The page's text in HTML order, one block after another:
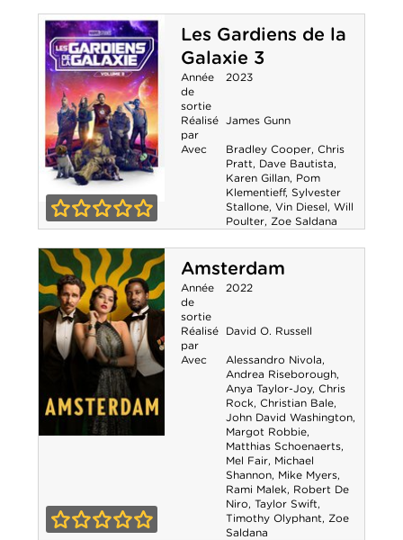
Emilia Perez
Les Gardiens de la
Galaxie 3
Les Gardiens de
la Galaxie 3
Année
de
sortie
2023
Réalisé
par
James Gunn
Avec Bradley Cooper, Chris
Pratt, Dave Bautista,
Karen Gillan, Pom
Klementieff, Sylvester
Stallone, Vin Diesel, Will
Poulter, Zoe Saldana
Amsterdam
Année
de
sortie
2022
Réalisé
par
David O. Russell
Avec Alessandro Nivola,
Andrea Riseborough,
Anya Taylor-Joy, Chris
Rock, Christian Bale,
John David Washington,
Margot Robbie,
Matthias Schoenaerts,
Mel Fair, Michael
Shannon, Mike Myers,
Rami Malek, Robert De
Niro, Taylor Swift,
Timothy Olyphant, Zoe
Saldana